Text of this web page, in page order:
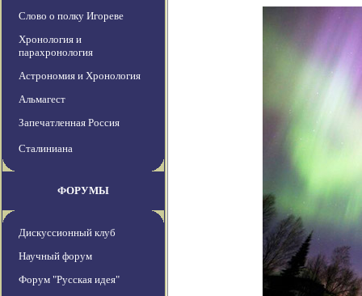
Слово о полку Игореве
Хронология и
парахронология
Астрономия и Хронология
Альмагест
Запечатленная Россия
Сталиниана
ФОРУМЫ
Дискуссионный клуб
Научный форум
Форум "Русская идея"